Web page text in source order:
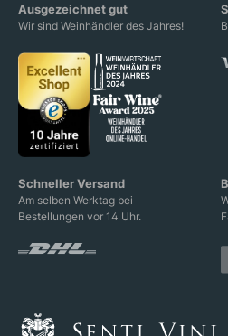
Ausgezeichnet gut
Wir sind Weinhändler des Jahres!
Schneller Versand
Am selben Werktag bei
Bestellungen vor 14 Uhr.